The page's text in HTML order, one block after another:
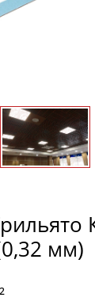
мм)